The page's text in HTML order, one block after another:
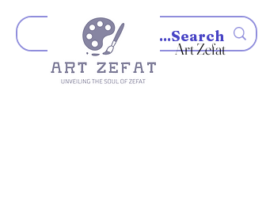
Art Zefat